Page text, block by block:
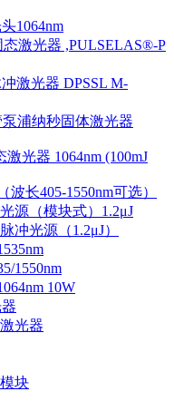
1064nm
激光器 ,PULSELAS®-P
激光器 DPSSL M-
浦纳秒固体激光器
光器 1064nm (100mJ
长405-1550nm可选）
源（模块式）1.2μJ
冲光源（1.2μJ）
1550nm
10W
光器
块